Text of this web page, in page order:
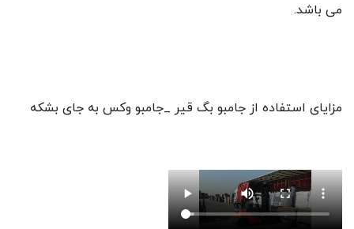
می باشد.
مزایای استفاده از جامبو بگ قیر _جامبو وکس به جای بشکه